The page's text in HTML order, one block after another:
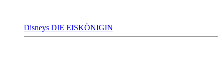
Disneys DIE EISKÖNIGIN